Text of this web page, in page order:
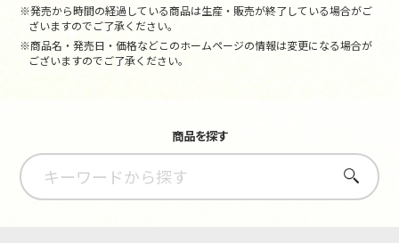
※発売から時間の経過している商品は生産・販売が終了している場合がご
ざいますのでご了承ください。
※商品名・発売日・価格などこのホームページの情報は変更になる場合が
ございますのでご了承ください。
商品を探す
さがす